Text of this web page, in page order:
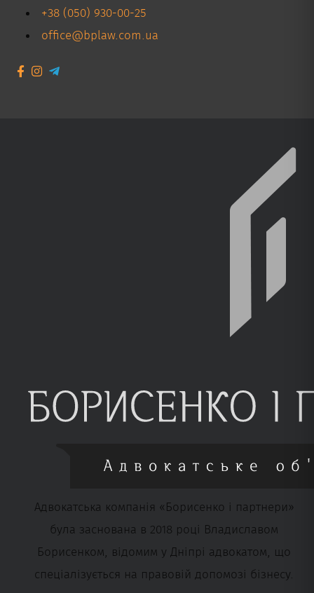
+38 (050) 930-00-25
office@bplaw.com.ua
Адвокатська компанія «Борисенко і партнери»
була заснована в 2018 році Владиславом
Борисенком, відомим у Дніпрі адвокатом, що
спеціалізується на правовій допомозі бізнесу.